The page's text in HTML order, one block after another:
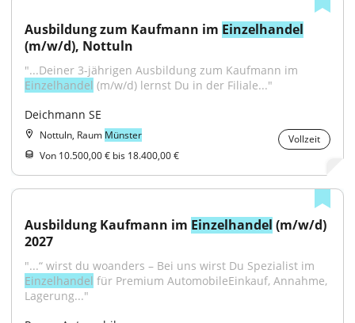
Ausbildung zum Kaufmann im Einzelhandel
(m/w/d), Nottuln
Einzelhandel (m/w/d) lernst Du in der Filiale..."
Deichmann SE
Nottuln, Raum Münster
Vollzeit
Von 10.500,00 € bis 18.400,00 €
Ausbildung Kaufmann im Einzelhandel (m/w/d)
2027
Einzelhandel für Premium AutomobileEinkauf, Annahme,
Lagerung..."